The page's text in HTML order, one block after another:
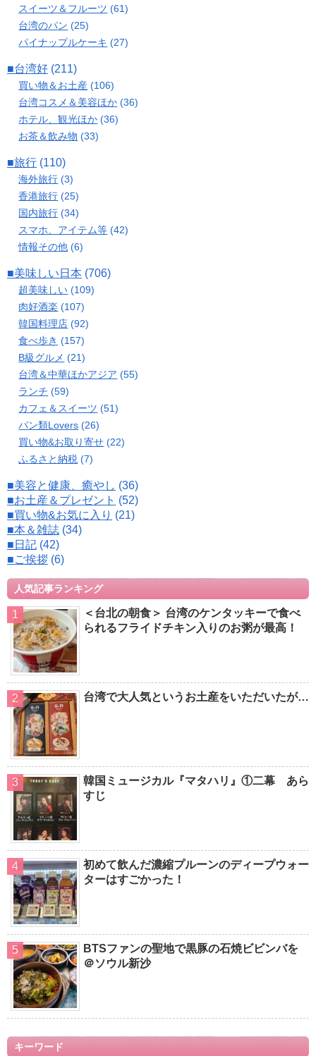
スイーツ＆フルーツ (61)
台湾のパン (25)
パイナップルケーキ (27)
■台湾好 (211)
買い物＆お土産 (106)
台湾コスメ＆美容ほか (36)
ホテル、観光ほか (36)
お茶＆飲み物 (33)
■旅行 (110)
海外旅行 (3)
香港旅行 (25)
国内旅行 (34)
スマホ、アイテム等 (42)
情報その他 (6)
■美味しい日本 (706)
超美味しい (109)
肉好酒楽 (107)
韓国料理店 (92)
食べ歩き (157)
B級グルメ (21)
台湾＆中華ほかアジア (55)
ランチ (59)
カフェ＆スイーツ (51)
パン類Lovers (26)
買い物&お取り寄せ (22)
ふるさと納税 (7)
■美容と健康、癒やし (36)
■お土産＆プレゼント (52)
■買い物&お気に入り (21)
■本＆雑誌 (34)
■日記 (42)
■ご挨拶 (6)
人気記事ランキング
＜台北の朝食＞ 台湾のケンタッキーで食べ
られるフライドチキン入りのお粥が最高！
台湾で大人気というお土産をいただいたが…
韓国ミュージカル『マタハリ』①二幕 あら
すじ
初めて飲んだ濃縮プルーンのディープウォー
ターはすごかった！
BTSファンの聖地で黒豚の石焼ビビンバを
＠ソウル新沙
キーワード